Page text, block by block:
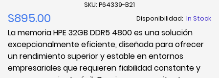
SKU: P64339-B21
$895.00 Disponibilidad: In Stock
La memoria HPE 32GB DDR5 4800 es una solución
excepcionalmente eficiente, diseñada para ofrecer
un rendimiento superior y estable en entornos
empresariales que requieren fiabilidad constante y